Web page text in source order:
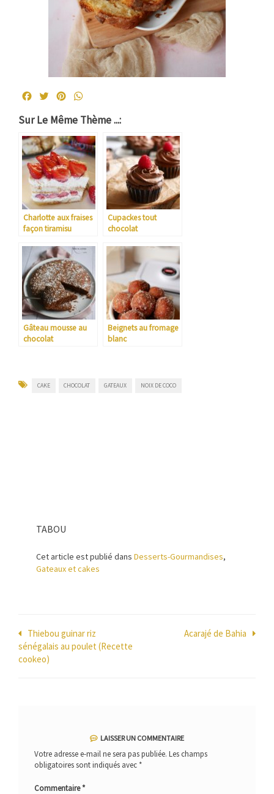
FacebookTwitterPinterest
Sur Le Même Thème ...:
Charlotte aux fraises
façon tiramisu
Cupackes tout
chocolat
Gâteau mousse au
chocolat
Beignets au fromage
blanc
CAKE CHOCOLAT GATEAUX NOIX DE COCO
TABOU
Cet article est publié dans Desserts-Gourmandises,
Gateaux et cakes
Navigation
de
l’article
Thiebou guinar riz
sénégalais au poulet (Recette
cookeo)
Acarajé de Bahia
LAISSER UN COMMENTAIRE
Votre adresse e-mail ne sera pas publiée. Les champs
obligatoires sont indiqués avec *
Commentaire*